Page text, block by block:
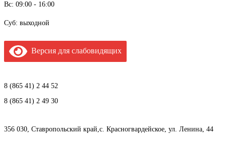
Вс: 09:00 - 16:00
Суб: выходной
Версия для слабовидящих
8 (865 41) 2 44 52
8 (865 41) 2 49 30
356 030, Ставропольский край,с. Красногвардейское, ул. Ленина, 44